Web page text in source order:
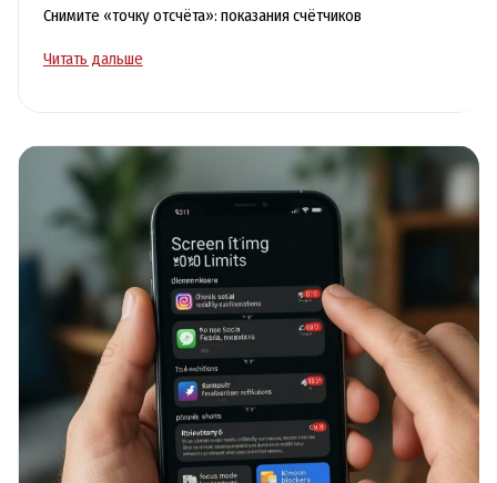
Снимите «точку отсчёта»: показания счётчиков
Как
электричество
дискомфорта
помощью
бытовых
привычек
Читать дальше